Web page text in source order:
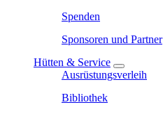
Spenden
Sponsoren und Partner
Hütten & Service
Ausrüstungsverleih
Bibliothek